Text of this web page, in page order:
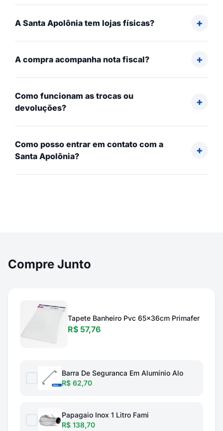
A Santa Apolônia tem lojas físicas?
A compra acompanha nota fiscal?
Como funcionam as trocas ou
devoluções?
Como posso entrar em contato com a
Santa Apolônia?
Compre Junto
Tapete Banheiro Pvc 65x36cm Primafer
R$ 57,76
Barra De Seguranca Em Alumínio Alo
R$ 62,70
Papagaio Inox 1 Litro Fami
R$ 138,70